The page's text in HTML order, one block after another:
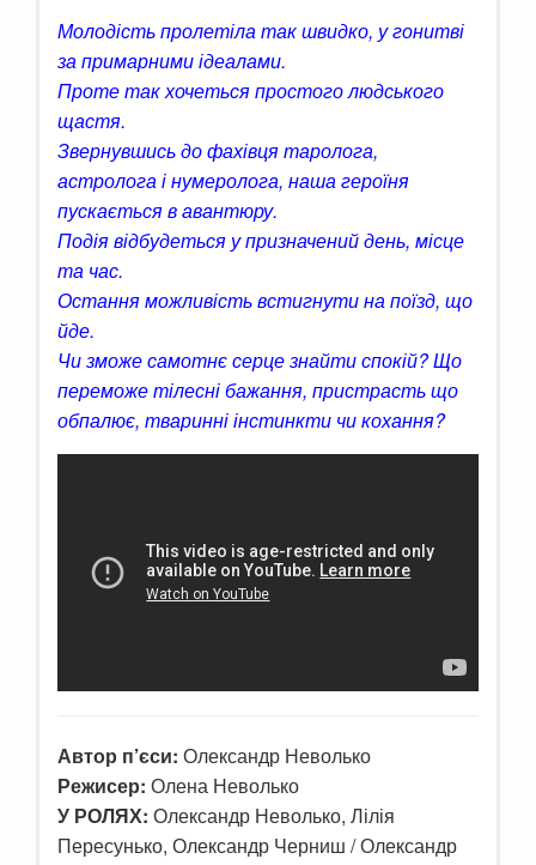
Молодість пролетіла так швидко, у гонитві
за примарнимиідеалами.
Проте так хочеться простого людського
щастя.
Звернувшись до фахівця таролога,
астролога і нумеролога, наша героїня
пускається в авантюру.
Подія відбудеться у призначений день, місце
та час.
Остання можливість встигнути на поїзд, що
йде.
Чи зможе самотнє серце знайти спокій? Що
переможе тілесні бажання, пристрасть що
обпалює, тваринні інстинкти чи кохання?
Автор п’єси: Олександр Неволько
Режисер: Олена Неволько
У РОЛЯХ: Олександр Неволько, Лілія
Пересунько, Олександр Черниш / Олександр